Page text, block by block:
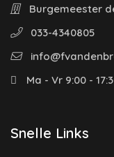
Burgemeester
033-4340805
Ma - Vr 9:00 -
Snelle Links